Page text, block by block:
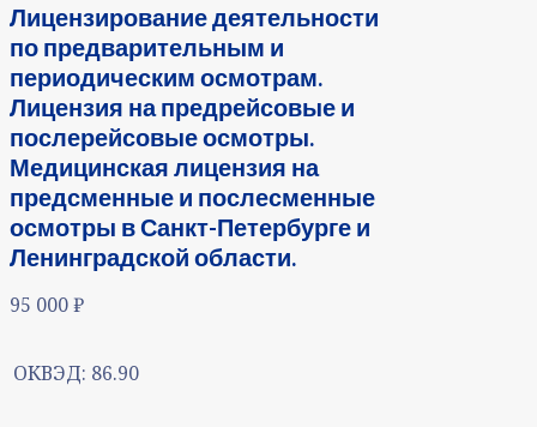
Лицензирование деятельности
по предварительным и
периодическим осмотрам.
Лицензия на предрейсовые и
послерейсовые осмотры.
Медицинская лицензия на
предсменные и послесменные
осмотры в Санкт-Петербурге и
Ленинградской области.
95 000₽
ОКВЭД: 86.90